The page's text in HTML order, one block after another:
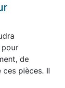
de
ces pièces. Il